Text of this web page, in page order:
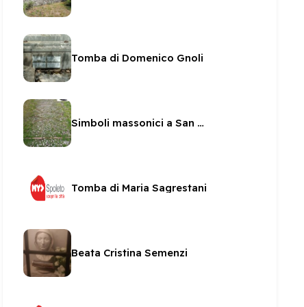
Tomba di Domenico Gnoli
Simboli massonici a San Ponziano
Tomba di Maria Sagrestani
Beata Cristina Semenzi